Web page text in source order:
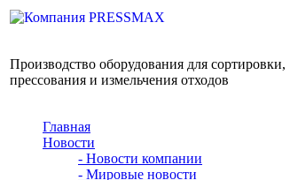
Производство оборудования для сортировки,
прессования и измельчения отходов
Главная
Новости
- Новости компании
- Мировые новости